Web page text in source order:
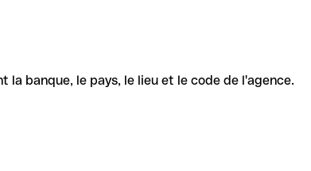
banque, le pays, le lieu et le code de l'agence.